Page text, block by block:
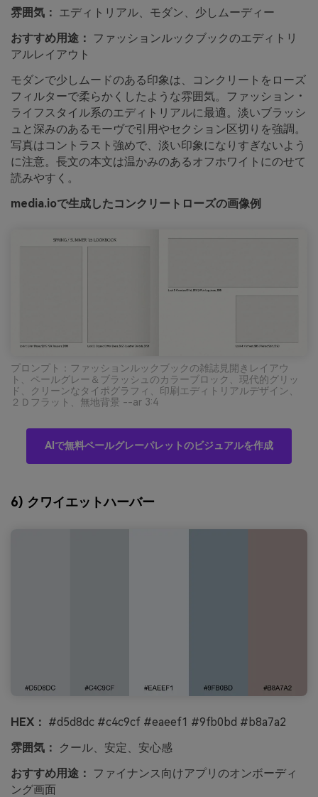
雰囲気： エディトリアル、モダン、少しムーディー
おすすめ用途：
ファッションルックブックのエディトリ
アルレイアウト
モダンで少しムードのある印象は、コンクリートをローズ
フィルターで柔らかくしたような雰囲気。ファッション・
ライフスタイル系のエディトリアルに最適。淡いブラッシ
ュと深みのあるモーヴで引用やセクション区切りを強調。
写真はコントラスト強めで、淡い印象になりすぎないよう
に注意。長文の本文は温かみのあるオフホワイトにのせて
読みやすく。
media.ioで生成したコンクリートローズの画像例
プロンプト：ファッションルックブックの雑誌見開きレイアウ
ト、ペールグレー＆ブラッシュのカラーブロック、現代的グリッ
ド、クリーンなタイポグラフィ、印刷エディトリアルデザイン、
２Ｄフラット、無地背景 --ar 3:4
AIで無料ペールグレーパレットのビジュアルを作成
6) クワイエットハーバー
HEX： #d5d8dc #c4c9cf #eaeef1 #9fb0bd #b8a7a2
雰囲気：
クール、安定、安心感
おすすめ用途：
ファイナンス向けアプリのオンボーディ
ング画面